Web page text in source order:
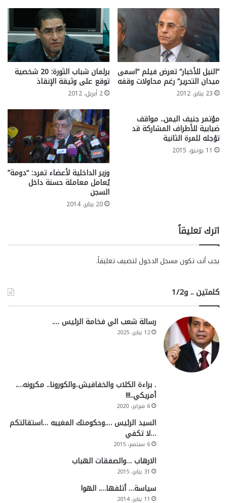
“النيل للأخبار” تعرض فيلم “اسمى
ميدان التحرير” رغم محاولات وقفه
23 يناير، 2012
برلمان شباب الثورة: 20 شخصية
توقع على وثيقة الإنقاذ
2 أبريل، 2012
مؤتمر جنيف اليمن.. مواقف
ضبابية للأطراف المشاركة قد
تؤجله للمرة الثانية
11 يونيو، 2015
وزير الداخلية لأعضاء تمرد: “دومة”
يُعامل معاملة حسنة داخل
السجن
20 يناير، 2014
اترك تعليقاً
يجب أنت تكون مسجل الدخول لتضيف تعليقاً.
كلمتين .. و1/2
رسالة شعب الي فخامة الرئيس ….
12 يناير، 2025
. براءة الكلاب والخفافيش..والكورونا.. مكرونه….
أمريكي..!!!
6 فبراير، 2020
السيد الرئيس ….وحكومتك المغيبه …استقالتكم
…لا تكفي
6 سبتمبر، 2015
الارهاب …والصفقات الهباب
31 يناير، 2015
سياسة… أتلفها…. الهوا
11 يناير، 2014